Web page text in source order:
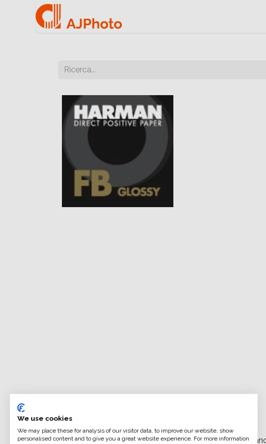
HARMAN DIRECT POSITIVE FB è una carta fotografica in
We use cookies
We may place these for analysis of our visitor data, to improve our website, show
personalised content and to give you a great website experience. For more information